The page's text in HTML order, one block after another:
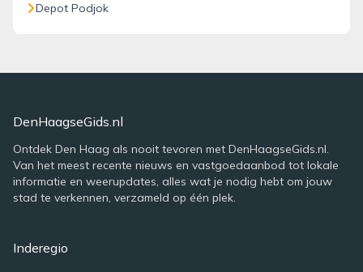
Depot Podjok
DenHaagseGids.nl
Ontdek Den Haag als nooit tevoren met DenHaagseGids.nl.
Van het meest recente nieuws en vastgoedaanbod tot lokale
informatie en weerupdates, alles wat je nodig hebt om jouw
stad te verkennen, verzameld op één plek.
Inderegio